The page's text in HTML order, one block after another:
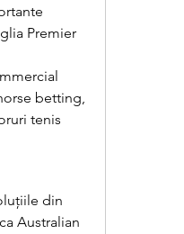
Premier
betting,
tenis
din
Australian